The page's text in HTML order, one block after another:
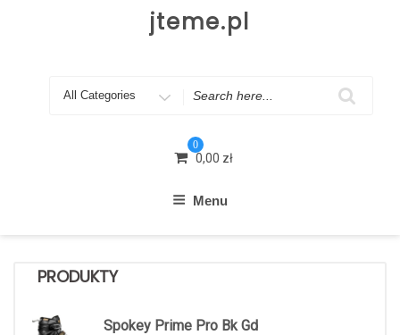
jteme.pl
Search
0
0,00 zł
Menu
PRODUKTY
Spokey Prime Pro Bk Gd